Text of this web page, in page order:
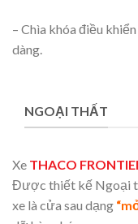
– Chìa khóa điều
dàng.
NGOẠI THẤT
Xe THACO
Được thiết kế Ngoại
xe là cửa sau dạng